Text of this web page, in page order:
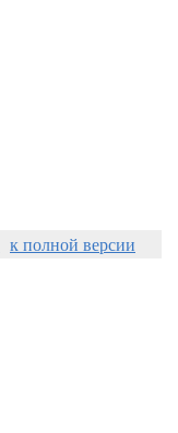
к полной версии